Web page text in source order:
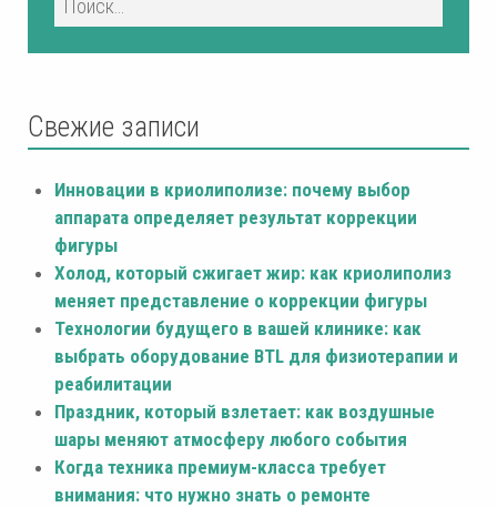
Свежие записи
Инновации в криолиполизе: почему выбор
аппарата определяет результат коррекции
фигуры
Холод, который сжигает жир: как криолиполиз
меняет представление о коррекции фигуры
Технологии будущего в вашей клинике: как
выбрать оборудование BTL для физиотерапии и
реабилитации
Праздник, который взлетает: как воздушные
шары меняют атмосферу любого события
Когда техника премиум-класса требует
внимания: что нужно знать о ремонте